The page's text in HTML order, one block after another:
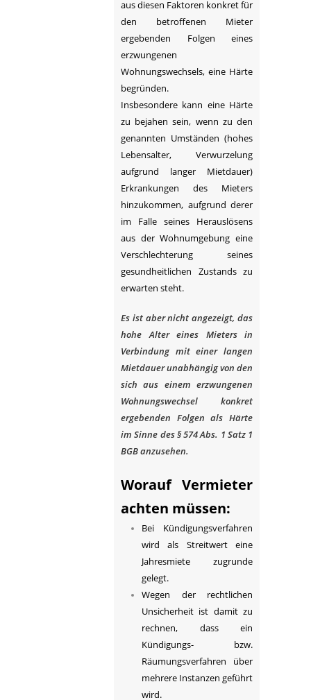
aus diesen Faktoren konkret für
den betroffenen Mieter
ergebenden Folgen eines
erzwungenen
Wohnungswechsels, eine Härte
begründen.
Insbesondere kann eine Härte
zu bejahen sein, wenn zu den
genannten Umständen (hohes
Lebensalter, Verwurzelung
aufgrund langer Mietdauer)
Erkrankungen des Mieters
hinzukommen, aufgrund derer
im Falle seines Herauslösens
aus der Wohnumgebung eine
Verschlechterung seines
gesundheitlichen Zustands zu
erwarten steht.
Es ist aber nicht angezeigt, das
hohe Alter eines Mieters in
Verbindung mit einer langen
Mietdauer unabhängig von den
sich aus einem erzwungenen
Wohnungswechsel konkret
ergebenden Folgen als Härte
im Sinne des §574Abs. 1 Satz 1
BGB anzusehen.
Worauf Vermieter
achten müssen:
Bei Kündigungsverfahren
wird als Streitwert eine
Jahresmiete zugrunde
gelegt.
Wegen der rechtlichen
Unsicherheit ist damit zu
rechnen, dass ein
Kündigungs- bzw.
Räumungsverfahren über
mehrere Instanzen geführt
wird.